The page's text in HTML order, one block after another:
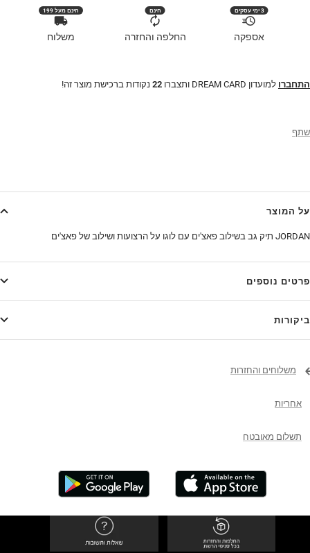
3 ימי עסקים
אספקה
חינם
החלפה והחזרה
חינם מעל 199
משלוח
התחברו למועדון DREAM CARD ותצברו 22 נקודות ברכישת מוצר זה!
שתף
על המוצר
JORDAN תיק גב בשילוב פאצ'ים עם לוגו על הרצועות ושילוב של פאצ'ים
פרטים נוספים
ביקורות
משלוחים והחזרות
אחריות
תשלום מאובטח